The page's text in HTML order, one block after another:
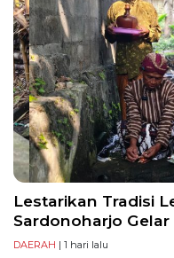
Lestarikan Tradisi
Sardonoharjo
DAERAH | 1 hari lalu